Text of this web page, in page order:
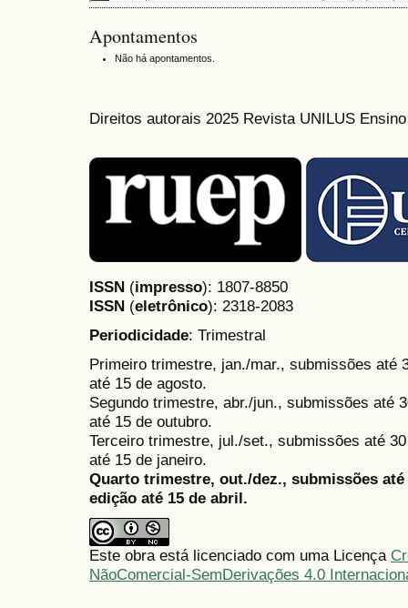
Apontamentos
Não há apontamentos.
Direitos autorais 2025 Revista UNILUS
ISSN (impresso): 1807-8850
ISSN (eletrônico): 2318-2083
Periodicidade: Trimestral
Primeiro trimestre, jan./mar., submissões até
até 15 de agosto.
Segundo trimestre, abr./jun., submissões até
até 15 de outubro.
Terceiro trimestre, jul./set., submissões até
até 15 de janeiro.
Quarto trimestre, out./dez., submissões
edição até 15 de abril.
Este obra está licenciado com uma Licença
NãoComercial-SemDerivações 4.0